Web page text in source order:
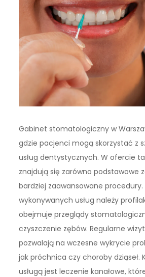
Gabinet stomatologiczny w
gdzie pacjenci mogą skorzystać z
usług dentystycznych. W ofercie
znajdują się zarówno podstawowe
bardziej zaawansowane
wykonywanych usług należy
obejmuje przeglądy
czyszczenie zębów. Regularne
pozwalają na wczesne wykrycie
jak próchnica czy choroby dziąseł.
usługą jest leczenie kanałowe,